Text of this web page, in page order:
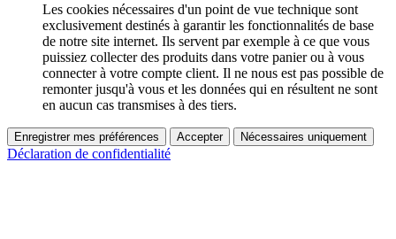
Les cookies nécessaires d'un point de vue technique sont
exclusivement destinés à garantir les fonctionnalités de base
de notre site internet. Ils servent par exemple à ce que vous
puissiez collecter des produits dans votre panier ou à vous
connecter à votre compte client. Il ne nous est pas possible de
remonter jusqu'à vous et les données qui en résultent ne sont
en aucun cas transmises à des tiers.
Enregistrer mes préférences Accepter Nécessaires uniquement
Déclaration de confidentialité